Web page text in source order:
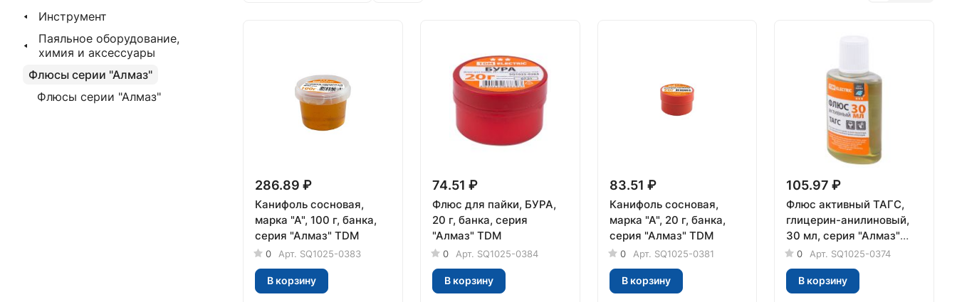
286.89 ₽
Канифоль сосновая,
марка "А", 100 г, банка,
серия "Алмаз" TDM
0 Арт. SQ1025-0383
В корзину
74.51 ₽
Флюс для пайки, БУРА,
20 г, банка, серия
"Алмаз" TDM
0 Арт. SQ1025-0384
В корзину
83.51 ₽
Канифоль сосновая,
марка "А", 20 г, банка,
серия "Алмаз" TDM
0 Арт. SQ1025-0381
В корзину
105.97 ₽
Флюс активный ТАГС,
глицерин-анилиновый,
30 мл, серия "Алмаз"
TDM
0 Арт. SQ1025-0374
В корзину
Инструмент
Паяльное оборудование,
химия и аксессуары
Флюсы серии "Алмаз"
Флюсы серии "Алмаз"